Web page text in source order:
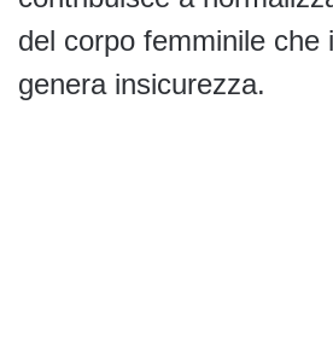
del corpo femminile che
genera insicurezza.